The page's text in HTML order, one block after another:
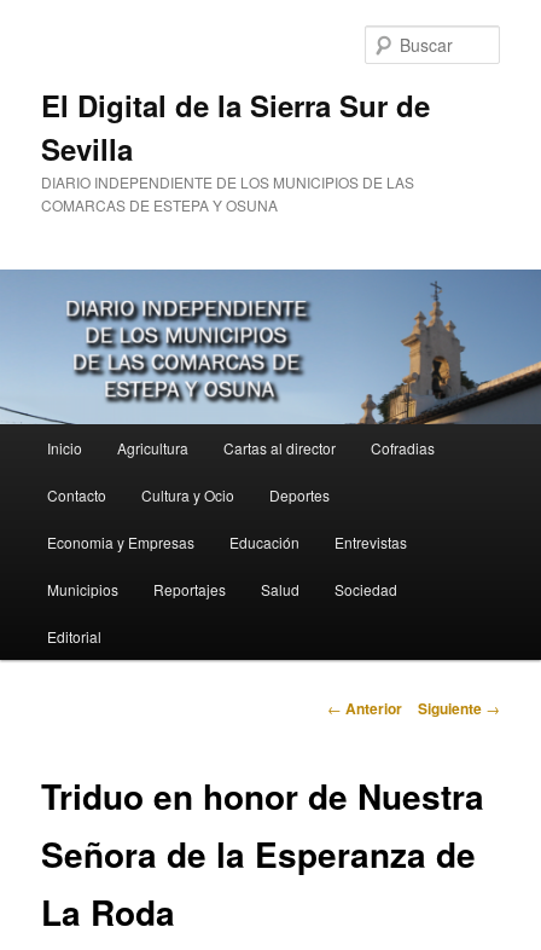
El Digital de la Sierra Sur de
Sevilla
DIARIO INDEPENDIENTE DE LOS MUNICIPIOS DE LAS
COMARCAS DE ESTEPA Y OSUNA
principal
Inicio Agricultura Cartas al director Cofradias
Contacto Cultura y Ocio Deportes
Economia y Empresas Educación Entrevistas
Municipios Reportajes Salud Sociedad
Editorial
Navegación
← Anterior Siguiente →
Triduo en honor de Nuestra
Señora de la Esperanza de
La Roda